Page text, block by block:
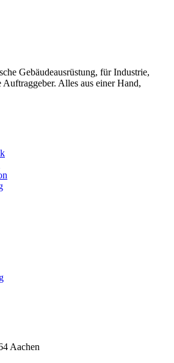
Gebäudeausrüstung, für Industrie,
Alles aus einer Hand,
Aachen